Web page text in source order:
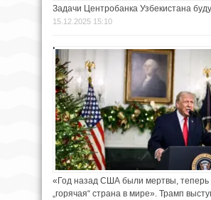
Задачи Центробанка Узбекистана
15.12.2025 15:10
«Год назад США были мертвы,
„горячая“ страна в мире». Трамп